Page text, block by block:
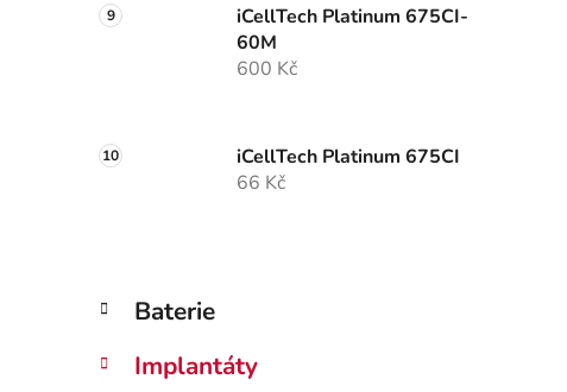
iCellTech Platinum 675CI-
60M
600 Kč
iCellTech Platinum 675CI
66 Kč
Přeskočit
kategorie
K
a
e
Baterie
Implantáty